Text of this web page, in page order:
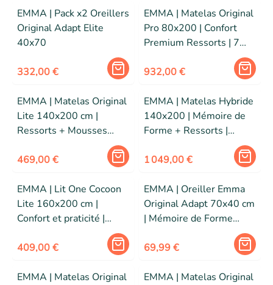
EMMA | Pack x2 Oreillers
Original Adapt Elite
40x70
332,00 €
EMMA | Matelas Original
Pro 80x200 | Confort
Premium Ressorts | 7
Zones | 27cm | Edition
2026
932,00 €
EMMA | Matelas Original
Lite 140x200 cm |
Ressorts + Mousses
respirantes | 5 couches |
Edition 2026
469,00 €
EMMA | Matelas Hybride
140x200 | Mémoire de
Forme + Ressorts |
MEILLEUR CHOIX Emma
| Dos Apaisé | Soutien Et
1 049,00 €
EMMA | Lit One Cocoon
Lite 160x200 cm |
Confort et praticité |
Design et Confort | Facile
à assembler
409,00 €
EMMA | Oreiller Emma
Original Adapt 70x40 cm
| Mémoire de Forme
Thermoactif et Respirant
69,99 €
EMMA | Matelas Original EMMA | Matelas Original